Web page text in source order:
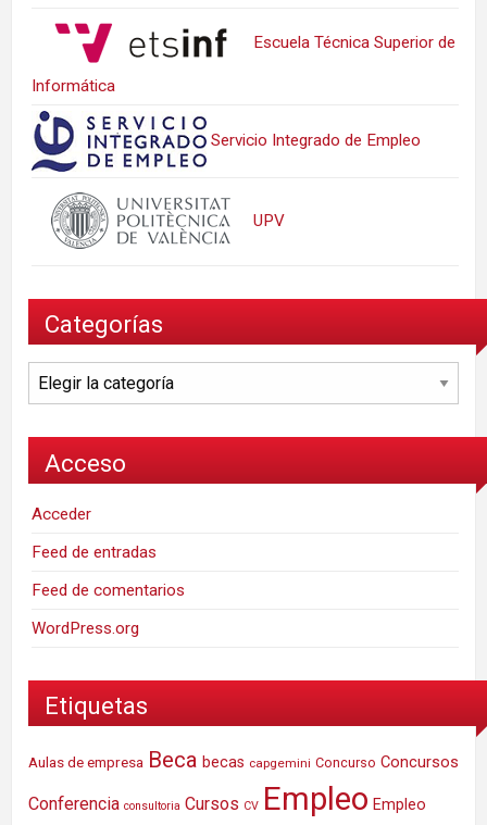
Escuela Técnica Superior de
Informática
Servicio Integrado de Empleo
UPV
Categorías
Categorías
Acceso
Acceder
Feed de entradas
Feed de comentarios
WordPress.org
Etiquetas
Aulas de empresa Beca becas capgemini Concurso Concursos
Conferencia consultoria Cursos CV Empleo Empleo